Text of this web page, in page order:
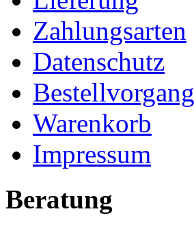
Zahlungsarten
Datenschutz
Bestellvorgang
Warenkorb
Impressum
Beratung